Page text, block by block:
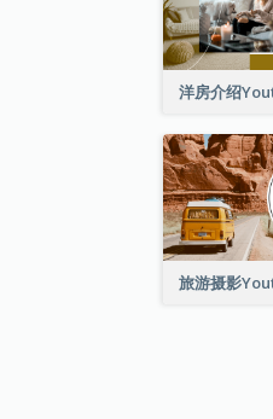
洋房介绍
旅游摄影